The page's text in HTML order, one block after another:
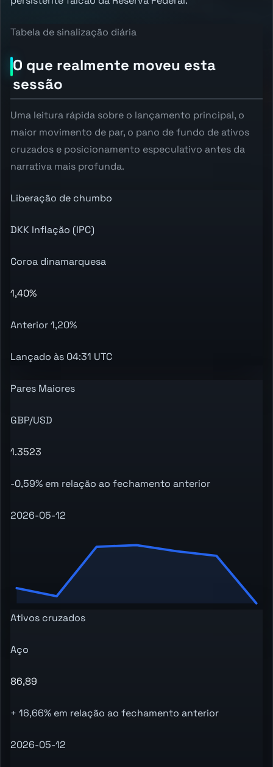
Tabela de sinalização diária
O que realmente moveu esta
sessão
Uma leitura rápida sobre o lançamento principal, o
maior movimento de par, o pano de fundo de ativos
cruzados e posicionamento especulativo antes da
narrativa mais profunda.
Liberação de chumbo
DKK Inflação (IPC)
Coroa dinamarquesa
1,40%
Anterior 1,20%
Lançado às 04:31 UTC
Pares Maiores
GBP/USD
1.3523
-0,59% em relação ao fechamento anterior
2026-05-12
Ativos cruzados
Aço
86,89
+ 16,66% em relação ao fechamento anterior
2026-05-12